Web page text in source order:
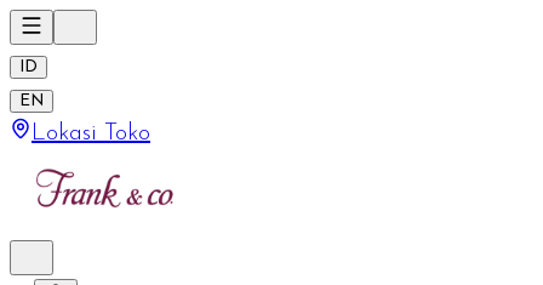
ID
EN
Lokasi Toko